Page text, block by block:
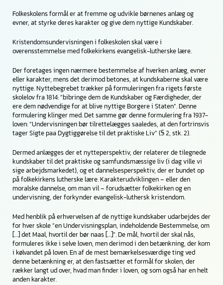
Folkeskolens formål er at fremme og udvikle børnenes anlæg og
evner, at styrke deres karakter og give dem nyttige Kundskaber.
Kristendomsundervisningen i folkeskolen skal være i
overensstemmelse med folkekirkens evangelisk-lutherske lære.
Der foretages ingen nærmere bestemmelse af hverken anlæg, evner
eller karakter, mens det derimod betones, at kundskaberne skal være
nyttige. Nyttebegrebet trækker på formuleringen fra rigets første
skolelov fra 1814: ”bibringe dem de Kundskaber og Færdigheder, der
ere dem nødvendige for at blive nyttige Borgere i Staten”. Denne
formulering klinger med. Det samme gør denne formulering fra 1937-
loven: ”Undervisningen bør tilrettelægges saaledes, at den fortrinsvis
tager Sigte paa Dygtiggørelse til det praktiske Liv” (§ 2, stk. 2).
Dermed anlægges der et nytteperspektiv, der relaterer de tilegnede
kundskaber til det praktiske og samfundsmæssige liv (i dag ville vi
sige arbejdsmarkedet), og et dannelsesperspektiv, der er bundet op
på folkekirkens lutherske lære. Karakterudviklingen – eller den
moralske dannelse, om man vil – forudsætter folkekirken og en
undervisning, der forkynder evangelisk-luthersk kristendom.
Med henblik på erhvervelsen af de nyttige kundskaber udarbejdes der
for hver skole ”en Undervisningsplan, indeholdende Bestemmelse, om
[…] det Maal, hvortil der bør naas […]”. De mål, hvortil der skal nås,
formuleres ikke i selve loven, men derimod i den betænkning, der kom
i kølvandet på loven. En af de mest bemærkelsesværdige ting ved
denne betænkning er, at den fastsætter et formål for skolen, der
rækker langt ud over, hvad man finder i loven, og som også har en helt
anden karakter.